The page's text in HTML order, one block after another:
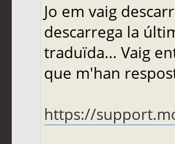
Jo em vaig
descarrega la
traduïda... Vaig
que m'han
https://